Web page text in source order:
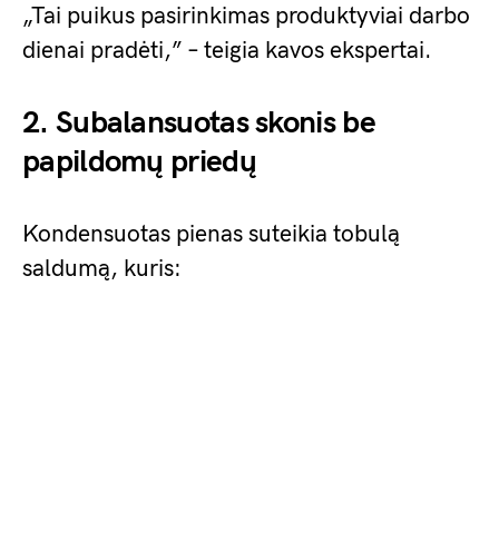
„Tai puikus pasirinkimas produktyviai darbo
dienai pradėti,” – teigia kavos ekspertai.
2. Subalansuotas skonis be
papildomų priedų
Kondensuotas pienas suteikia tobulą
saldumą, kuris: